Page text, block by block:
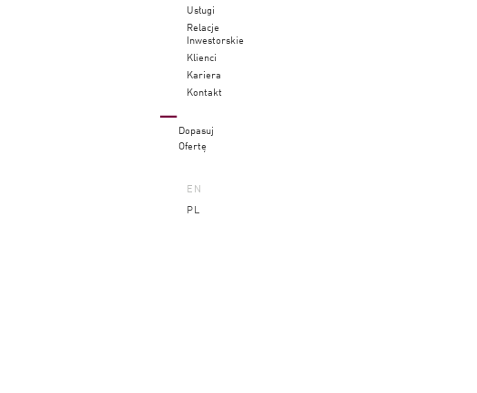
Usługi
Relacje
Inwestorskie
Klienci
Kariera
Kontakt
Dopasuj
Ofertę
EN
PL